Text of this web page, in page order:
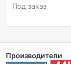
Под заказ
Производители